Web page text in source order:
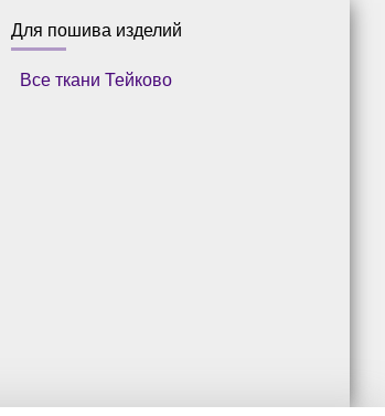
Для пошива изделий
Все ткани Тейково